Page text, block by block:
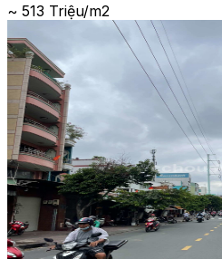
~ 513 Triệu/m2